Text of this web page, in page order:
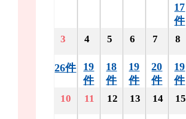
17
件
3
26件
4
19
件
5
18
件
6
19
件
7
20
件
8
19
件
10 11 12 13 14 15